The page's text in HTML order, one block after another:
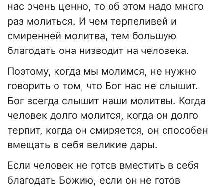
нас очень ценно, то об этом надо много
раз молиться. И чем терпеливей и
смиренней молитва, тем большую
благодать она низводит на человека.
Поэтому, когда мы молимся, не нужно
говорить о том, что Бог нас не слышит.
Бог всегда слышит наши молитвы. Когда
человек долго молится, когда он долго
терпит, когда он смиряется, он способен
вмещать в себя великие дары.
Если человек не готов вместить в себя
благодать Божию, если он не готов